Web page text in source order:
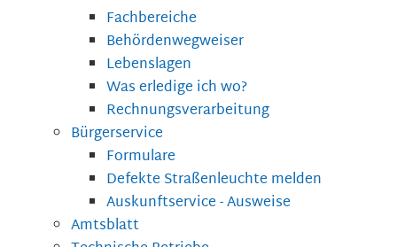
Fachbereiche
Behördenwegweiser
Lebenslagen
Was erledige ich wo?
Rechnungsverarbeitung
Bürgerservice
Formulare
Defekte Straßenleuchte melden
Auskunftservice - Ausweise
Amtsblatt